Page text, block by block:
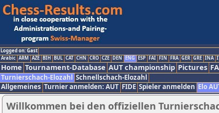
Logged on: Gast
Arabic ARM AZE BIH BUL CAT CHN CRO CZE DEN ENG ESP FAI FIN FRA GER GRE INA
Home Tournament-Database AUT championship Pictures
Turnierschach-Elozahl Schnellschach-Elozahl
Allgemeines Turnier anmelden: AUT FIDE Spieler anmelden Elo
Willkommen bei den offiziellen